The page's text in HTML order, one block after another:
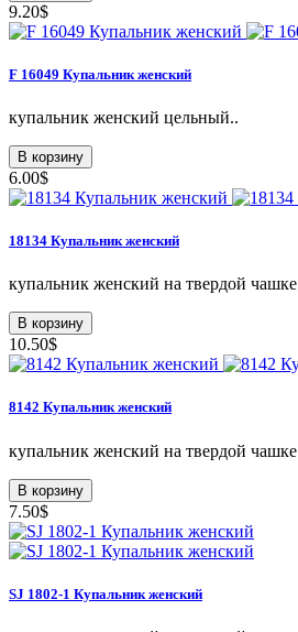
9.20$
F 16049 Купальник женский
купальник женский цельный..
В корзину
6.00$
18134 Купальник женский
купальник женский на твердой
В корзину
10.50$
8142 Купальник женский
купальник женский на твердой
В корзину
7.50$
SJ 1802-1 Купальник женский